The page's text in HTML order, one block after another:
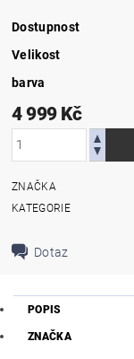
Dostupnost
Velikost
barva
4 999 Kč
ZNAČKA
KATEGORIE
Dotaz
POPIS
ZNAČKA